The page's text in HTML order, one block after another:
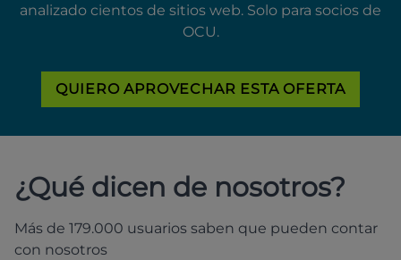
analizado cientos de sitios web. Solo para socios de
OCU.
QUIERO APROVECHAR ESTA OFERTA
¿Qué dicen de nosotros?
Más de 179.000 usuarios saben que pueden contar
con nosotros